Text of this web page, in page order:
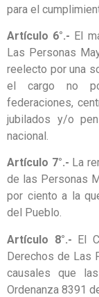
para el
Artículo 6°.- El
Las Personas
reelecto por una
el cargo no
federaciones,
jubilados y/o
nacional.
Artículo 7°.- La
de las Personas
por ciento a la
del Pueblo.
Artículo 8°.- El
Derechos de Las
causales que
Ordenanza 8391